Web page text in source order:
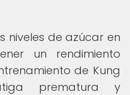
niveles de azúcar en
un rendimiento
de Kung
prematura y